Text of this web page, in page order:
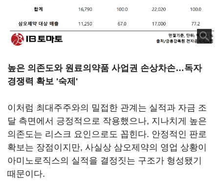
높은 의존도와 원료의약품 사업권 손상차손…독자
경쟁력 확보 '숙제'
이처럼 최대주주와의 밀접한 관계는 실적과 자금 조
달 측면에서 긍정적으로 작용했으나, 지나치게 높은
의존도는 리스크 요인으로도 꼽힌다. 안정적인 판로
확보는 장점이지만, 사실상 삼오제약의 영업 상황이
아미노로직스의 실적을 결정짓는 구조가 형성됐기
때문이다.